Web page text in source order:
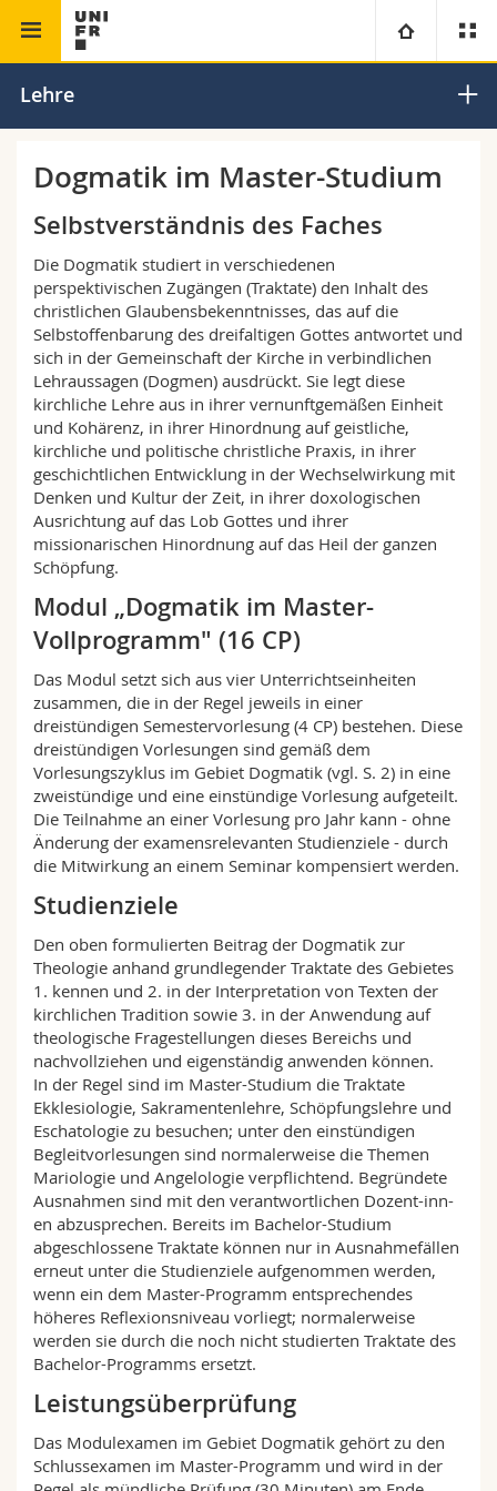
Universität
Campus
Forschung
Universität
Weiterbildung
Theologische Fak.
Rechtswissenschaftliche Fak.
Wirtschafts- und Sozialwissenschaftliche Fak.
Philosophische Fak.
Fak. für Erziehungs- und Bildungswissenschaften
Math.-Nat. und Med. Fak.
Interfakultär
Informationen für
Studieninteressierte
Studierende
Medien
Forschende
Mitarbeitende
Doktorierende
Ressourcen
Personenverzeichnis
Ortsplan
Bibliotheken
Webmail
Vorlesungsverzeichnis
MyUnifr
Lehre
Dogmatik im Master-Studium
Selbstverständnis des Faches
Die Dogmatik studiert in verschiedenen
perspektivischen Zugängen (Traktate) den Inhalt des
christlichen Glaubensbekenntnisses, das auf die
Selbstoffenbarung des dreifaltigen Gottes antwortet und
sich in der Gemeinschaft der Kirche in verbindlichen
Lehraussagen (Dogmen) ausdrückt. Sie legt diese
kirchliche Lehre aus in ihrer vernunftgemäßen Einheit
und Kohärenz, in ihrer Hinordnung auf geistliche,
kirchliche und politische christliche Praxis, in ihrer
geschichtlichen Entwicklung in der Wechselwirkung mit
Denken und Kultur der Zeit, in ihrer doxologischen
Ausrichtung auf das Lob Gottes und ihrer
missionarischen Hinordnung auf das Heil der ganzen
Schöpfung.
Modul „Dogmatik im Master-
Vollprogramm" (16 CP)
Das Modul setzt sich aus vier Unterrichtseinheiten
zusammen, die in der Regel jeweils in einer
dreistündigen Semestervorlesung (4 CP) bestehen. Diese
dreistündigen Vorlesungen sind gemäß dem
Vorlesungszyklus im Gebiet Dogmatik (vgl. S. 2) in eine
zweistündige und eine einstündige Vorlesung aufgeteilt.
Die Teilnahme an einer Vorlesung pro Jahr kann - ohne
Änderung der examensrelevanten Studienziele - durch
die Mitwirkung an einem Seminar kompensiert werden.
Studienziele
Den oben formulierten Beitrag der Dogmatik zur
Theologie anhand grundlegender Traktate des Gebietes
1. kennen und 2. in der Interpretation von Texten der
kirchlichen Tradition sowie 3. in der Anwendung auf
theologische Fragestellungen dieses Bereichs und
nachvollziehen und eigenständig anwenden können.
In der Regel sind im Master-Studium die Traktate
Ekklesiologie, Sakramentenlehre, Schöpfungslehre und
Eschatologie zu besuchen; unter den einstündigen
Begleitvorlesungen sind normalerweise die Themen
Mariologie und Angelologie verpflichtend. Begründete
Ausnahmen sind mit den verantwortlichen Dozent-inn-
en abzusprechen. Bereits im Bachelor-Studium
abgeschlossene Traktate können nur in Ausnahmefällen
erneut unter die Studienziele aufgenommen werden,
wenn ein dem Master-Programm entsprechendes
höheres Reflexionsniveau vorliegt; normalerweise
werden sie durch die noch nicht studierten Traktate des
Bachelor-Programms ersetzt.
Leistungsüberprüfung
Das Modulexamen im Gebiet Dogmatik gehört zu den
Schlussexamen im Master-Programm und wird in der